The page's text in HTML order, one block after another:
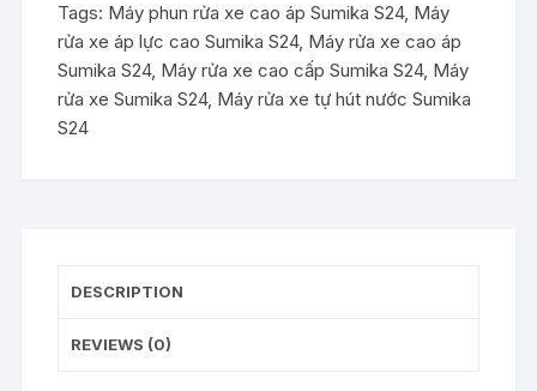
Tags: Máy phun rửa xe cao áp Sumika S24, Máy
rửa xe áp lực cao Sumika S24, Máy rửa xe cao áp
Sumika S24, Máy rửa xe cao cấp Sumika S24, Máy
rửa xe Sumika S24, Máy rửa xe tự hút nước Sumika
S24
DESCRIPTION
REVIEWS (0)